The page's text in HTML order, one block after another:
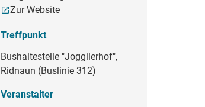
Zur Website
Treffpunkt
Bushaltestelle "Joggilerhof",
Ridnaun (Buslinie 312)
Veranstalter